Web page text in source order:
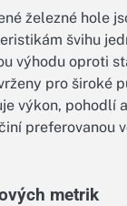
železné hole
švihu
výhodu oproti
pro široké
výkon, pohodlí
preferovanou
metrik